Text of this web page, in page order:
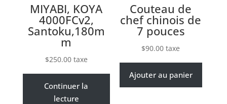
MIYABI, KOYA
4000FCv2,
Santoku,180m
m
$250.00 taxe
Continuer la
lecture
Couteau de
chef chinois de
7 pouces
$90.00 taxe
Ajouter au panier